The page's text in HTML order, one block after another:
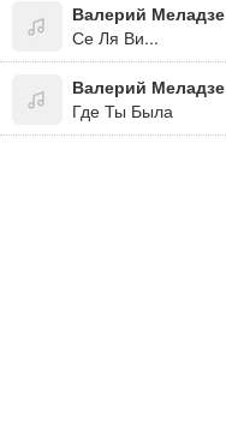
Валерий Меладзе
Се Ля Ви...
Валерий Меладзе
Где Ты Была